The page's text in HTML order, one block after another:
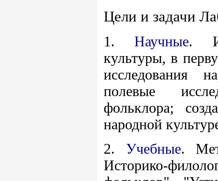
Цели и задачи
1.Научные.
культуры, в
исследования
полевые
фольклора;
народной
2. Учебные.
Историко-